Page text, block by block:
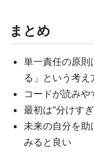
まとめ
単一責任の原則
る」という考え
コードが読み
最初は“分けす
未来の自分を助
みると良い